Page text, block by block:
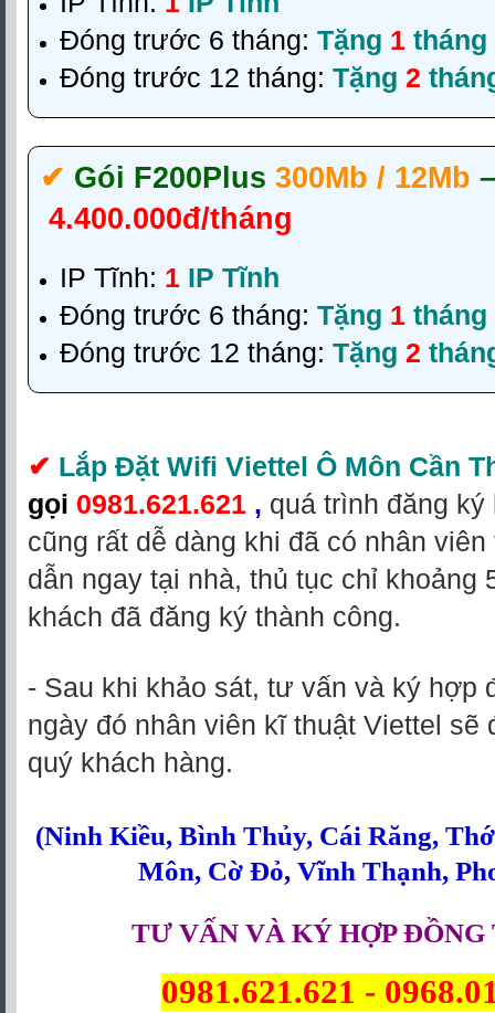
Đóng trước 6 tháng: Tặng 1 tháng
Đóng trước 12 tháng: Tặng 2
✔‎ Gói F200Plus 300Mb / 12Mb –
4.400.000đ/tháng
IP Tĩnh: 1 IP Tĩnh
Đóng trước 6 tháng: Tặng 1 tháng
Đóng trước 12 tháng: Tặng 2
✔ Lắp Đặt Wifi Viettel Ô Môn Cần
gọi 0981.621.621 , quá trình đăng ký
cũng rất dễ dàng khi đã có nhân
dẫn ngay tại nhà, thủ tục chỉ khoảng
khách đã đăng ký thành công.
- Sau khi khảo sát, tư vấn và ký hợp
ngày đó nhân viên kĩ thuật Viettel sẽ
quý khách hàng.
(Ninh Kiều, Bình Thủy, Cái Răng,
Môn, Cờ Đỏ, Vĩnh Thạnh,
TƯ VẤN VÀ KÝ HỢP ĐỒNG
0981.621.621 -